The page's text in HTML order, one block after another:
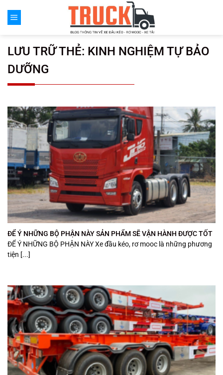
đến
LƯU TRỮ THẺ: KINH NGHIỆM TỰ BẢO
DƯỠNG
ĐỂ Ý NHỮNG BỘ PHẬN NÀY SẢN PHẨM SẼ VẬN HÀNH ĐƯỢC TỐT
ĐỂ Ý NHỮNG BỘ PHẬN NÀY Xe đầu kéo, rơ mooc là những phương
tiện [...]